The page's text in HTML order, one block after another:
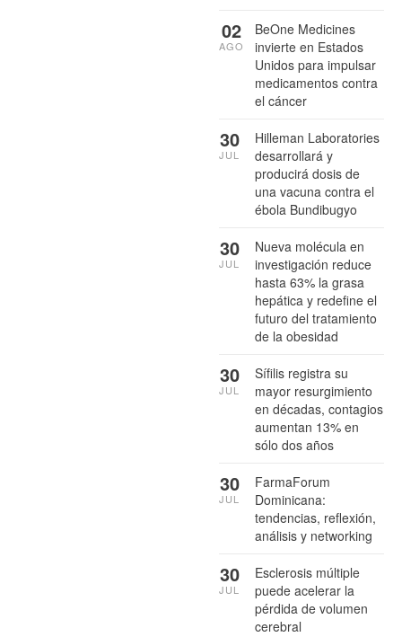
BeOne Medicines
invierte en Estados
Unidos para impulsar
medicamentos contra
el cáncer
02
AGO
Hilleman Laboratories
desarrollará y
producirá dosis de
una vacuna contra el
ébola Bundibugyo
30
JUL
Nueva molécula en
investigación reduce
hasta 63% la grasa
hepática y redefine el
futuro del tratamiento
de la obesidad
30
JUL
Sífilis registra su
mayor resurgimiento
en décadas, contagios
aumentan 13% en
sólo dos años
30
JUL
FarmaForum
Dominicana:
tendencias, reflexión,
análisis y networking
30
JUL
Esclerosis múltiple
puede acelerar la
pérdida de volumen
cerebral
30
JUL